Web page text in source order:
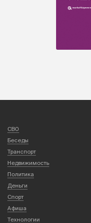
СВО
Беседы
Транспорт
Недвижимость
Политика
Деньги
Спорт
Афиша
Технологии